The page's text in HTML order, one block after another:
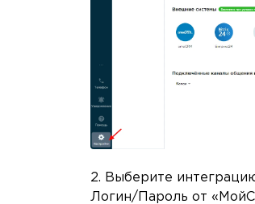
2. Выберите
Логин/Пароль от